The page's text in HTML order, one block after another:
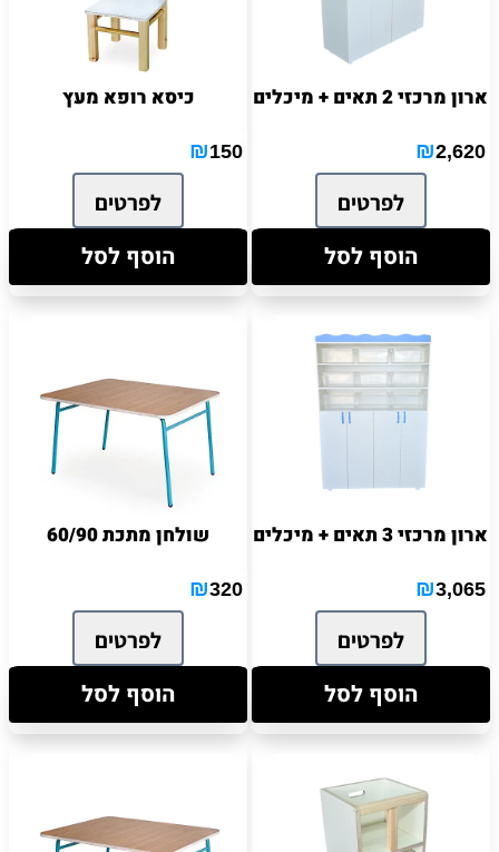
ארון מרכזי 2 תאים + מיכלים
₪2,620
לפרטים
הוסף לסל
כיסא רופא מעץ
₪150
לפרטים
הוסף לסל
ארון מרכזי 3 תאים + מיכלים
₪3,065
לפרטים
הוסף לסל
שולחן מתכת 60/90
₪320
לפרטים
הוסף לסל